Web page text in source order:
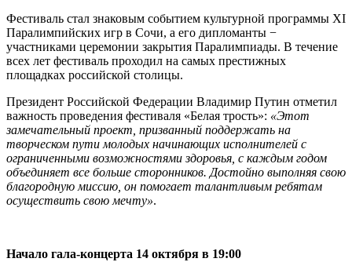
Фестиваль стал знаковым событием культурной программы XI
Паралимпийских игр в Сочи, а его дипломанты −
участниками церемонии закрытия Паралимпиады. В течение
всех лет фестиваль проходил на самых престижных
площадках российской столицы.
Президент Российской Федерации Владимир Путин отметил
важность проведения фестиваля «Белая трость»: «Этот
замечательный проект, призванный поддержать на
творческом пути молодых начинающих исполнителей с
ограниченными возможностями здоровья, с каждым годом
объединяет все больше сторонников. Достойно выполняя свою
благородную миссию, он помогает талантливым ребятам
осуществить свою мечту».
Начало гала-концерта 14 октября в 19:00